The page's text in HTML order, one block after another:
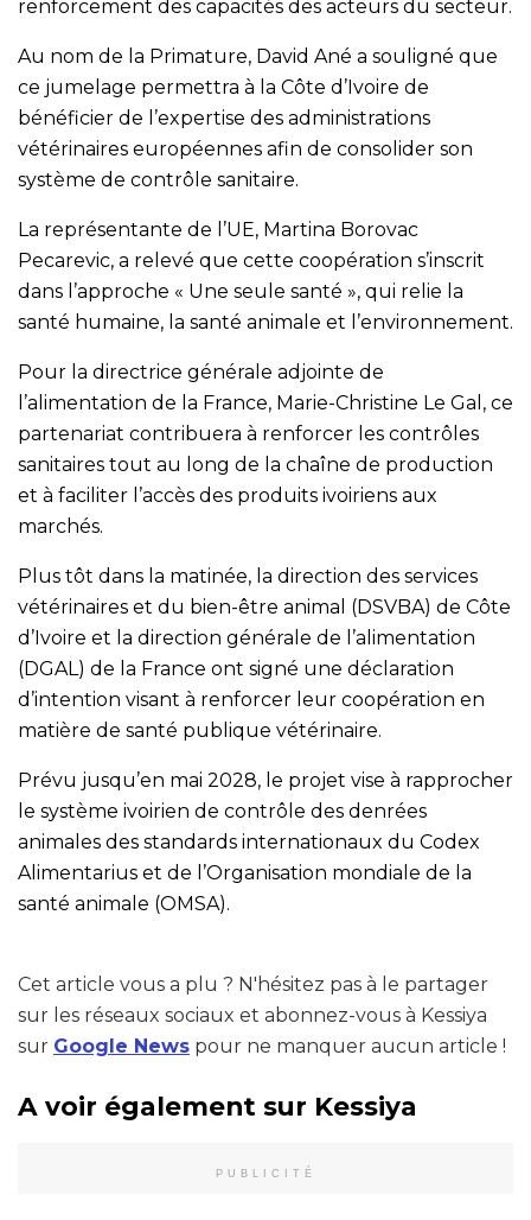
renforcement des capacités des acteurs du secteur.
Au nom de la Primature, David Ané a souligné que
ce jumelage permettra à la Côte d’Ivoire de
bénéficier de l’expertise des administrations
vétérinaires européennes afin de consolider son
système de contrôle sanitaire.
La représentante de l’UE, Martina Borovac
Pecarevic, a relevé que cette coopération s’inscrit
dans l’approche « Une seule santé », qui relie la
santé humaine, la santé animale et l’environnement.
Pour la directrice générale adjointe de
l’alimentation de la France, Marie-Christine Le Gal, ce
partenariat contribuera à renforcer les contrôles
sanitaires tout au long de la chaîne de production
et à faciliter l’accès des produits ivoiriens aux
marchés.
Plus tôt dans la matinée, la direction des services
vétérinaires et du bien-être animal (DSVBA) de Côte
d’Ivoire et la direction générale de l’alimentation
(DGAL) de la France ont signé une déclaration
d’intention visant à renforcer leur coopération en
matière de santé publique vétérinaire.
Prévu jusqu’en mai 2028, le projet vise à rapprocher
le système ivoirien de contrôle des denrées
animales des standards internationaux du Codex
Alimentarius et de l’Organisation mondiale de la
santé animale (OMSA).
Cet article vous a plu ? N'hésitez pas à le partager
sur les réseaux sociaux et abonnez-vous à Kessiya
sur Google News pour ne manquer aucun article !
A voir également sur Kessiya
PUBLICITÉ